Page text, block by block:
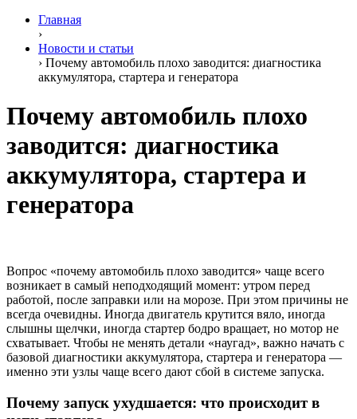
Главная
›
Новости и статьи
› Почему автомобиль плохо заводится: диагностика
аккумулятора, стартера и генератора
Почему автомобиль плохо
заводится: диагностика
аккумулятора, стартера и
генератора
Вопрос «почему автомобиль плохо заводится» чаще всего
возникает в самый неподходящий момент: утром перед
работой, после заправки или на морозе. При этом причины не
всегда очевидны. Иногда двигатель крутится вяло, иногда
слышны щелчки, иногда стартер бодро вращает, но мотор не
схватывает. Чтобы не менять детали «наугад», важно начать с
базовой диагностики аккумулятора, стартера и генератора —
именно эти узлы чаще всего дают сбой в системе запуска.
Почему запуск ухудшается: что происходит в